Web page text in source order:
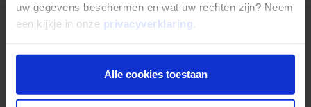
uw gegevens beschermen en wat uw rechten zijn? Neem
een kijkje in onze privacyverklaring.
Alle cookies toestaan
Nog niet uitgelezen?